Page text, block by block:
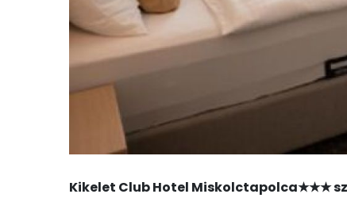
Kikelet Club Hotel Miskolctapolca★★★